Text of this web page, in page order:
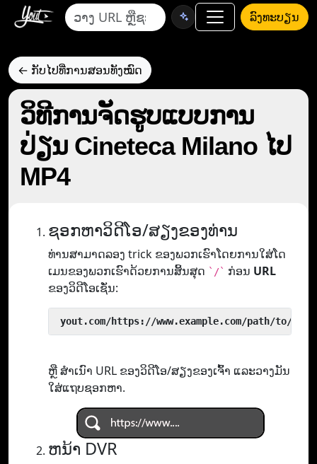
ລົງທະບຽນ
← ກັບໄປທີ່ການສອນທັງໝົດ
ວິທີການຈັດຮູບແບບການ
ປ່ຽນ Cineteca Milano ໄປ
MP4
ຊອກຫາວິດີໂອ/ສຽງຂອງທ່ານ
ທ່ານສາມາດລອງ trick ຂອງພວກເຮົາໂດຍການໃສ່ໂດ
ເມນຂອງພວກເຮົາດ້ວຍການສິ້ນສຸດ `/` ກ່ອນ URL
ຂອງວິດີໂອເຊັ່ນ:
yout.com/https://www.example.com/path/to/
ຫຼື ສຳເນົາ URL ຂອງວິດີໂອ/ສຽງຂອງເຈົ້າ ແລະວາງມັນ
ໃສ່ແຖບຊອກຫາ.
ຫນ້າ DVR